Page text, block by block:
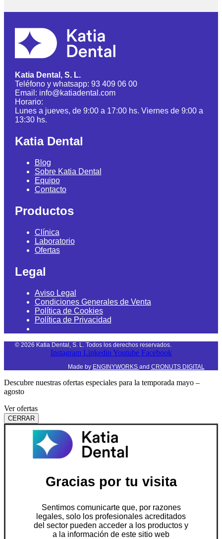
Katia Dental, S. L.
Teléfono y whatsapp: 93 409 06 00
Email: info@katiadental.com
Horario:
Lunes a jueves, de 9:00 a 17:00 hs. Viernes de 9:00 a
13:30 hs.
Katia Dental
Blog
Sobre Katia Dental
Equipo
Contacto
Productos
Clínica
Laboratorio
Ofertas
Legal
Aviso Legal
Condiciones Generales de Venta
Política de Cookies
Política de Privacidad
© 2026 Katia Dental, S. L. Todos los derechos reservados.
Instagram Linkedin Youtube Facebook
Made by ENGINYWORKS and CRONUTS DIGITAL
Descubre nuestras ofertas especiales para la temporada mayo –
agosto
Ver ofertas
CERRAR
Gracias por tu visita
Sentimos comunicarte que, por razones
legales, solo los profesionales acreditados
del sector pueden acceder a los productos y
a la información de este sitio web